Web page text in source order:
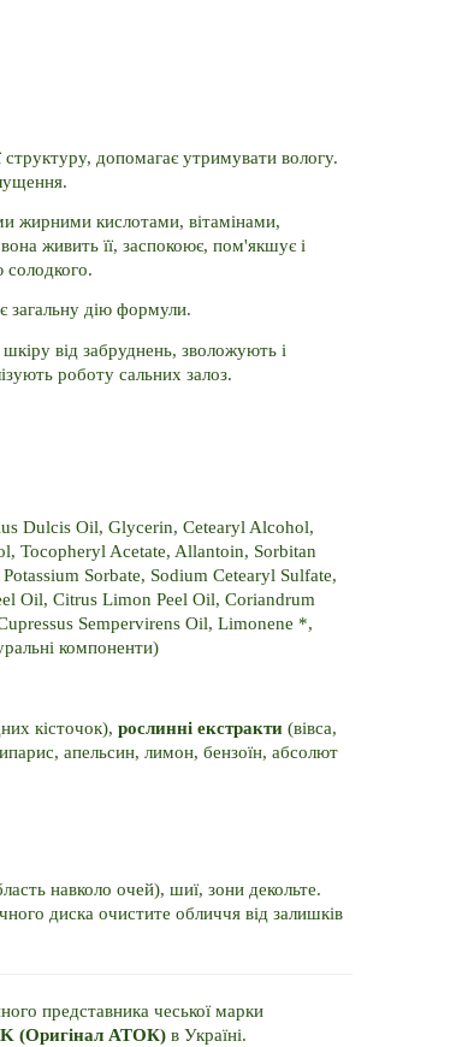
структуру, допомагає утримувати вологу.
жирними кислотами, вітамінами,
живить її, заспокоює, пом'якшує і
солодкого.
загальну дію формули.
від забруднень, зволожують і
роботу сальних залоз.
Dulcis Oil, Glycerin, Cetearyl Alcohol,
Tocopheryl Acetate, Allantoin, Sorbitan
Sorbate, Sodium Cetearyl Sulfate,
Oil, Citrus Limon Peel Oil, Coriandrum
Sempervirens Oil, Limonene *,
компоненти)
кісточок), рослинні екстракти (вівса,
апельсин, лимон, бензоїн, абсолют
навколо очей), шиї, зони декольте.
диска очистите обличчя від залишків
(Оригінал АТОК) в Україні.